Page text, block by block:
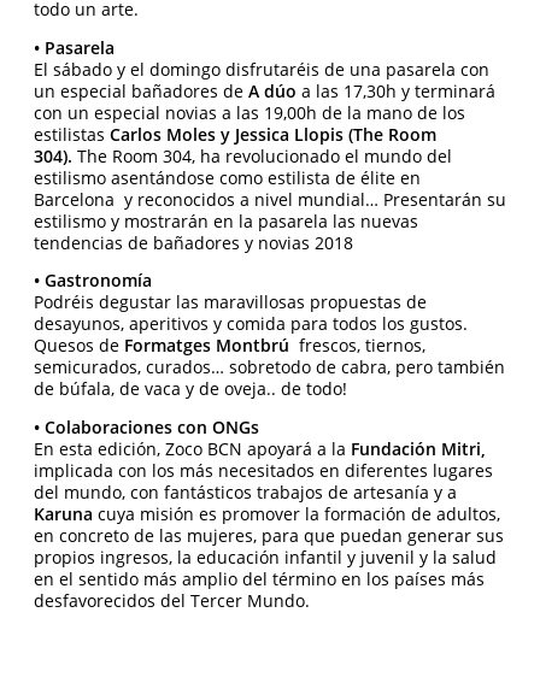
todo un arte.
• Pasarela
El sábado y el domingo disfrutaréis de una pasarela con
un especial bañadores de A dúo a las 17,30h y terminará
con un especial novias a las 19,00h de la mano de los
estilistas Carlos Moles y Jessica Llopis (The Room
304). The Room 304, ha revolucionado el mundo del
estilismo asentándose como estilista de élite en
Barcelona y reconocidos a nivel mundial… Presentarán su
estilismo y mostrarán en la pasarela las nuevas
tendencias de bañadores y novias 2018
• Gastronomía
Podréis degustar las maravillosas propuestas de
desayunos, aperitivos y comida para todos los gustos.
Quesos de Formatges Montbrú frescos, tiernos,
semicurados, curados… sobretodo de cabra, pero también
de búfala, de vaca y de oveja.. de todo!
• Colaboraciones con ONGs
En esta edición, Zoco BCN apoyará a la Fundación Mitri,
implicada con los más necesitados en diferentes lugares
del mundo, con fantásticos trabajos de artesanía y a
Karuna cuya misión es promover la formación de adultos,
en concreto de las mujeres, para que puedan generar sus
propios ingresos, la educación infantil y juvenil y la salud
en el sentido más amplio del término en los países más
desfavorecidos del Tercer Mundo.